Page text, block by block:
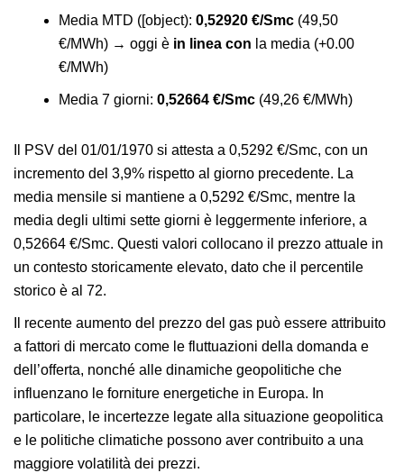
Media MTD ([object): 0,52920 €/Smc (49,50
€/MWh) → oggi è in linea con la media (+0.00
€/MWh)
Media 7 giorni: 0,52664 €/Smc (49,26 €/MWh)
Il PSV del 01/01/1970 si attesta a 0,5292 €/Smc, con un
incremento del 3,9% rispetto al giorno precedente. La
media mensile si mantiene a 0,5292 €/Smc, mentre la
media degli ultimi sette giorni è leggermente inferiore, a
0,52664 €/Smc. Questi valori collocano il prezzo attuale in
un contesto storicamente elevato, dato che il percentile
storico è al 72.
Il recente aumento del prezzo del gas può essere attribuito
a fattori di mercato come le fluttuazioni della domanda e
dell’offerta, nonché alle dinamiche geopolitiche che
influenzano le forniture energetiche in Europa. In
particolare, le incertezze legate alla situazione geopolitica
e le politiche climatiche possono aver contribuito a una
maggiore volatilità dei prezzi.